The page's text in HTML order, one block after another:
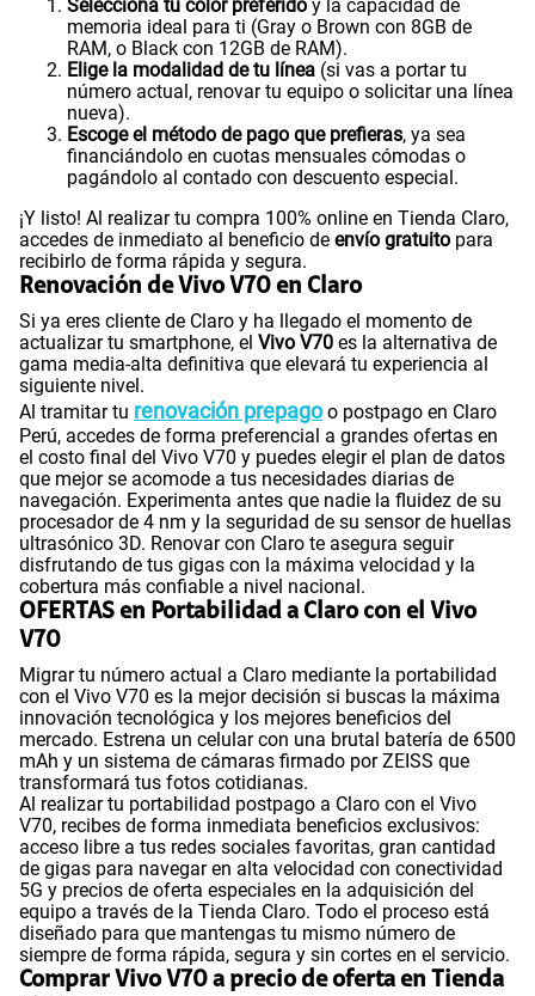
Selecciona tu color preferido y la capacidad de
memoria ideal para ti (Gray o Brown con 8GB de
RAM, o Black con 12GB de RAM).
Elige la modalidad de tu línea (si vas a portar tu
número actual, renovar tu equipo o solicitar una línea
nueva).
Escoge el método de pago que prefieras, ya sea
financiándolo en cuotas mensuales cómodas o
pagándolo al contado con descuento especial.
¡Y listo! Al realizar tu compra 100% online en Tienda Claro,
accedes de inmediato al beneficio de envío gratuito para
recibirlo de forma rápida y segura.
Renovación de Vivo V70 en Claro
Si ya eres cliente de Claro y ha llegado el momento de
actualizar tu smartphone, el Vivo V70 es la alternativa de
gama media-alta definitiva que elevará tu experiencia al
siguiente nivel.
Al tramitar tu renovación prepagoo postpago en Claro
Perú, accedes de forma preferencial a grandes ofertas en
el costo final del Vivo V70 y puedes elegir el plan de datos
que mejor se acomode a tus necesidades diarias de
navegación. Experimenta antes que nadie la fluidez de su
procesador de 4 nm y la seguridad de su sensor de huellas
ultrasónico 3D. Renovar con Claro te asegura seguir
disfrutando de tus gigas con la máxima velocidad y la
cobertura más confiable a nivel nacional.
OFERTAS en Portabilidad a Claro con el Vivo
V70
Migrar tu número actual a Claro mediante la portabilidad
con el Vivo V70 es la mejor decisión si buscas la máxima
innovación tecnológica y los mejores beneficios del
mercado. Estrena un celular con una brutal batería de 6500
mAh y un sistema de cámaras firmado por ZEISS que
transformará tus fotos cotidianas.
Al realizar tu portabilidad postpago a Claro con el Vivo
V70, recibes de forma inmediata beneficios exclusivos:
acceso libre a tus redes sociales favoritas, gran cantidad
de gigas para navegar en alta velocidad con conectividad
5G y precios de oferta especiales en la adquisición del
equipo a través de la Tienda Claro. Todo el proceso está
diseñado para que mantengas tu mismo número de
siempre de forma rápida, segura y sin cortes en el servicio.
Comprar Vivo V70 a precio de oferta en Tienda